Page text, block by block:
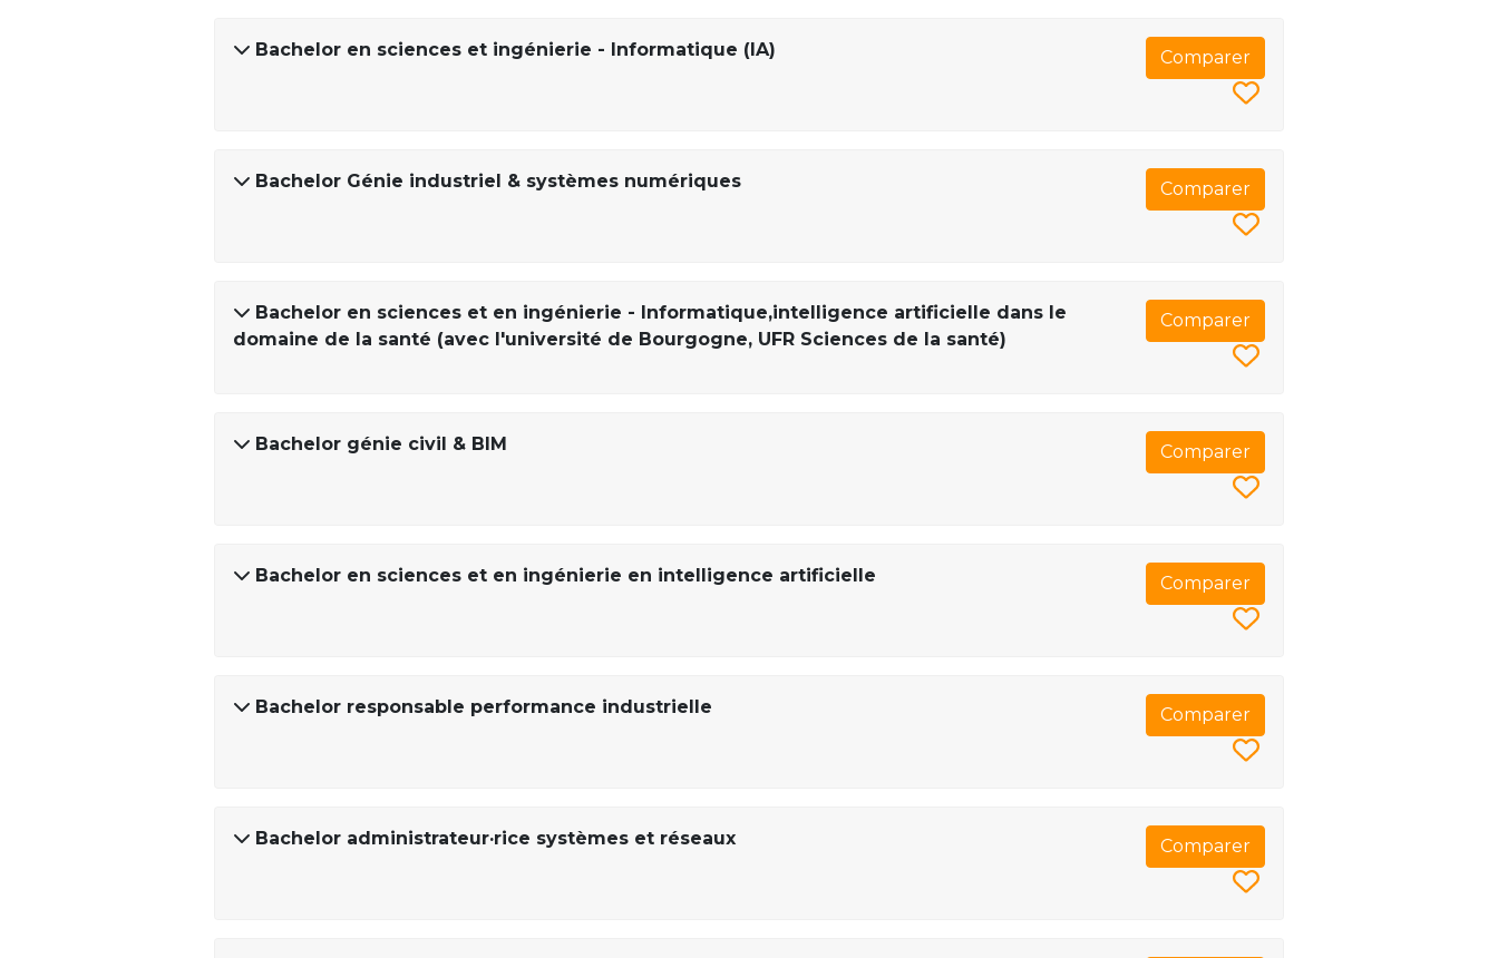
Bachelor en sciences et ingénierie - Informatique (IA) Comparer
Bachelor Génie industriel & systèmes numériques Comparer
Bachelor en sciences et en ingénierie - Informatique,intelligence artificielle dans le
domaine de la santé (avec l'université de Bourgogne, UFR Sciences de la santé)
Comparer
Bachelor génie civil & BIM Comparer
Bachelor en sciences et en ingénierie en intelligence artificielle Comparer
Bachelor responsable performance industrielle Comparer
Bachelor administrateur·rice systèmes et réseaux Comparer